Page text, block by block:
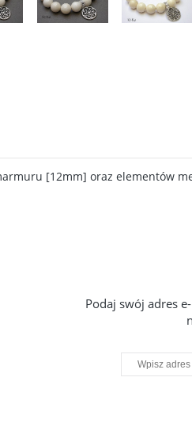
[12mm] oraz elementów
Podaj swój adres